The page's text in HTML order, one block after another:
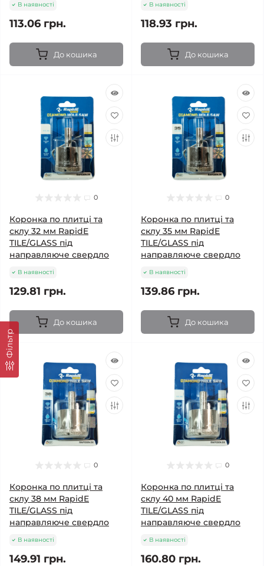
Фільтр
В наявності
113.06 грн.
До кошика
В наявності
118.93 грн.
До кошика
0
Коронка по плитці та
склу 32 мм RapidE
TILE/GLASS під
направляюче свердло
В наявності
129.81 грн.
До кошика
0
Коронка по плитці та
склу 35 мм RapidE
TILE/GLASS під
направляюче свердло
В наявності
139.86 грн.
До кошика
0
Коронка по плитці та
склу 38 мм RapidE
TILE/GLASS під
направляюче свердло
В наявності
149.91 грн.
0
Коронка по плитці та
склу 40 мм RapidE
TILE/GLASS під
направляюче свердло
В наявності
160.80 грн.